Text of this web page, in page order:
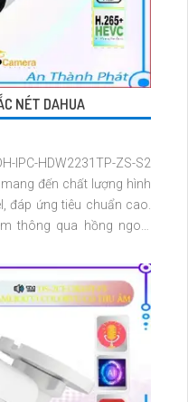
NÉT DAHUA
IPC-HDW2231TP-ZS-S2
đến chất lượng hình
đáp ứng tiêu chuẩn cao.
thông qua hồng ngoại